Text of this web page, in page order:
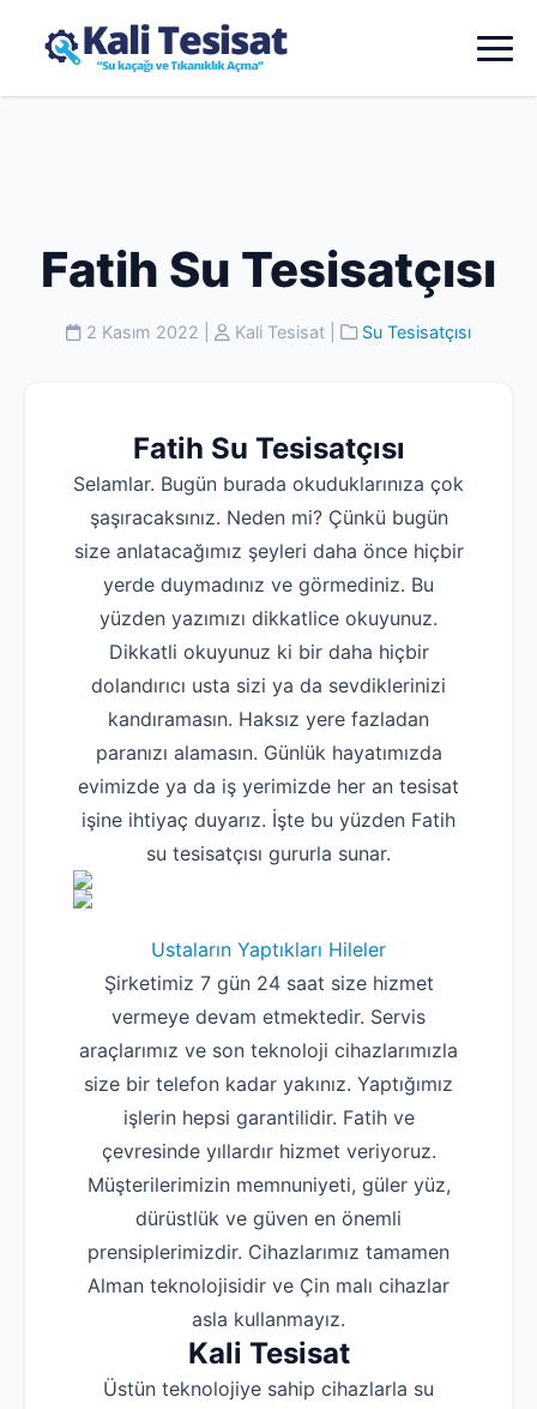
Fatih Su Tesisatçısı
2 Kasım 2022 Kali Tesisat Su Tesisatçısı
Fatih Su Tesisatçısı
Selamlar. Bugün burada okuduklarınıza çok
şaşıracaksınız. Neden mi? Çünkü bugün
size anlatacağımız şeyleri daha önce hiçbir
yerde duymadınız ve görmediniz. Bu
yüzden yazımızı dikkatlice okuyunuz.
Dikkatli okuyunuz ki bir daha hiçbir
dolandırıcı usta sizi ya da sevdiklerinizi
kandıramasın. Haksız yere fazladan
paranızı alamasın. Günlük hayatımızda
evimizde ya da iş yerimizde her an tesisat
işine ihtiyaç duyarız. İşte bu yüzden Fatih
su tesisatçısı gururla sunar.
Ustaların Yaptıkları Hileler
Şirketimiz 7 gün 24 saat size hizmet
vermeye devam etmektedir. Servis
araçlarımız ve son teknoloji cihazlarımızla
size bir telefon kadar yakınız. Yaptığımız
işlerin hepsi garantilidir. Fatih ve
çevresinde yıllardır hizmet veriyoruz.
Müşterilerimizin memnuniyeti, güler yüz,
dürüstlük ve güven en önemli
prensiplerimizdir. Cihazlarımız tamamen
Alman teknolojisidir ve Çin malı cihazlar
asla kullanmayız.
Kali Tesisat
Üstün teknolojiye sahip cihazlarla su